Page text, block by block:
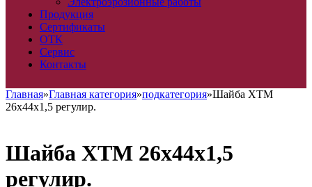
Продукция
Сертификаты
ОТК
Сервис
Контакты
Главная»Главная категория»подкатегория»Шайба ХТМ
26х44х1,5 регулир.
Шайба ХТМ 26х44х1,5
регулир.